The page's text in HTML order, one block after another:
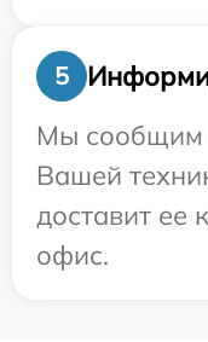
5
Мы сообщим
Вашей
доставит ее
офис.